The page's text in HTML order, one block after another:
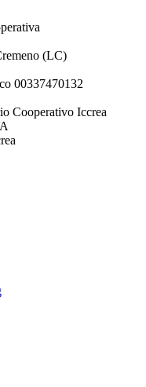
(LC)
00337470132
Cooperativo Iccrea